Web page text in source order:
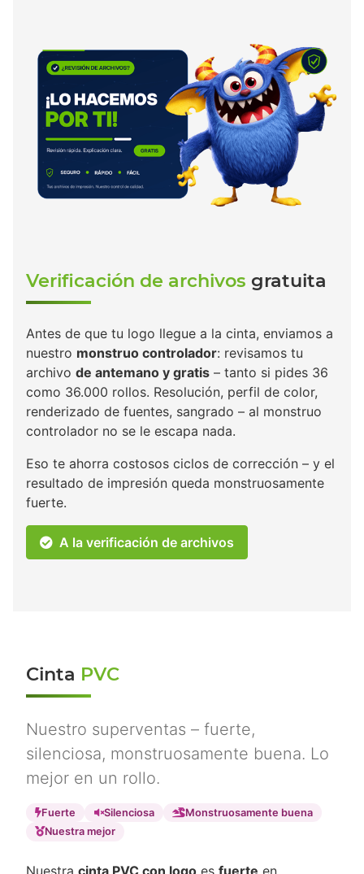
Verificación de archivos gratuita
Antes de que tu logo llegue a la cinta, enviamos a
nuestro monstruo controlador: revisamos tu
archivo de antemano y gratis – tanto si pides 36
como 36.000 rollos. Resolución, perfil de color,
renderizado de fuentes, sangrado – al monstruo
controlador no se le escapa nada.
Eso te ahorra costosos ciclos de corrección – y el
resultado de impresión queda monstruosamente
fuerte.
A la verificación de archivos
Cinta PVC
Nuestro superventas – fuerte,
silenciosa, monstruosamente buena. Lo
mejor en un rollo.
Fuerte Silenciosa
Monstruosamente buena
Nuestra mejor
Nuestra cinta PVC con logo es fuerte en